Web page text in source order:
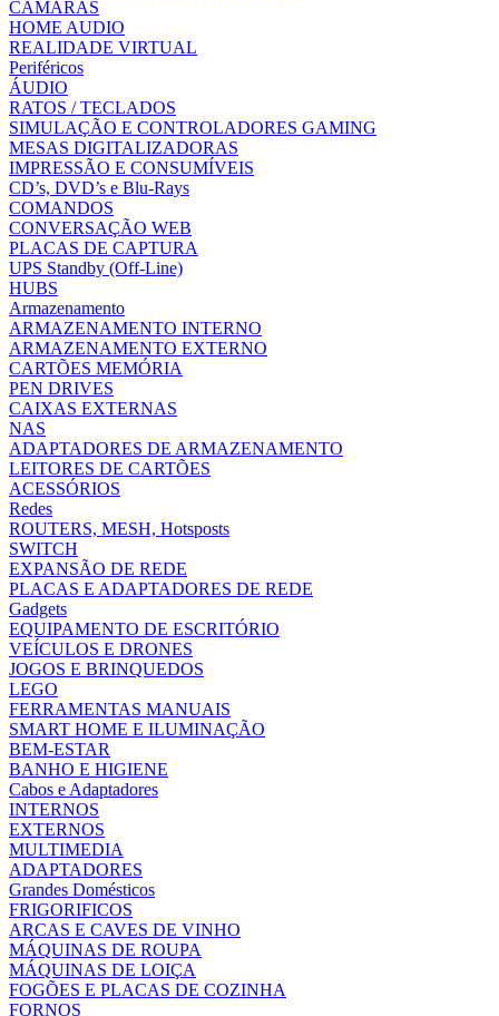
CÂMARAS
HOME AUDIO
REALIDADE VIRTUAL
Periféricos
ÁUDIO
RATOS / TECLADOS
SIMULAÇÃO E CONTROLADORES GAMING
MESAS DIGITALIZADORAS
IMPRESSÃO E CONSUMÍVEIS
CD’s, DVD’s e Blu-Rays
COMANDOS
CONVERSAÇÃO WEB
PLACAS DE CAPTURA
UPS Standby (Off-Line)
HUBS
Armazenamento
ARMAZENAMENTO INTERNO
ARMAZENAMENTO EXTERNO
CARTÕES MEMÓRIA
PEN DRIVES
CAIXAS EXTERNAS
NAS
ADAPTADORES DE ARMAZENAMENTO
LEITORES DE CARTÕES
ACESSÓRIOS
Redes
ROUTERS, MESH, Hotsposts
SWITCH
EXPANSÃO DE REDE
PLACAS E ADAPTADORES DE REDE
Gadgets
EQUIPAMENTO DE ESCRITÓRIO
VEÍCULOS E DRONES
JOGOS E BRINQUEDOS
LEGO
FERRAMENTAS MANUAIS
SMART HOME E ILUMINAÇÃO
BEM-ESTAR
BANHO E HIGIENE
Cabos e Adaptadores
INTERNOS
EXTERNOS
MULTIMEDIA
ADAPTADORES
Grandes Domésticos
FRIGORIFICOS
ARCAS E CAVES DE VINHO
MÁQUINAS DE ROUPA
MÁQUINAS DE LOIÇA
FOGÕES E PLACAS DE COZINHA
FORNOS